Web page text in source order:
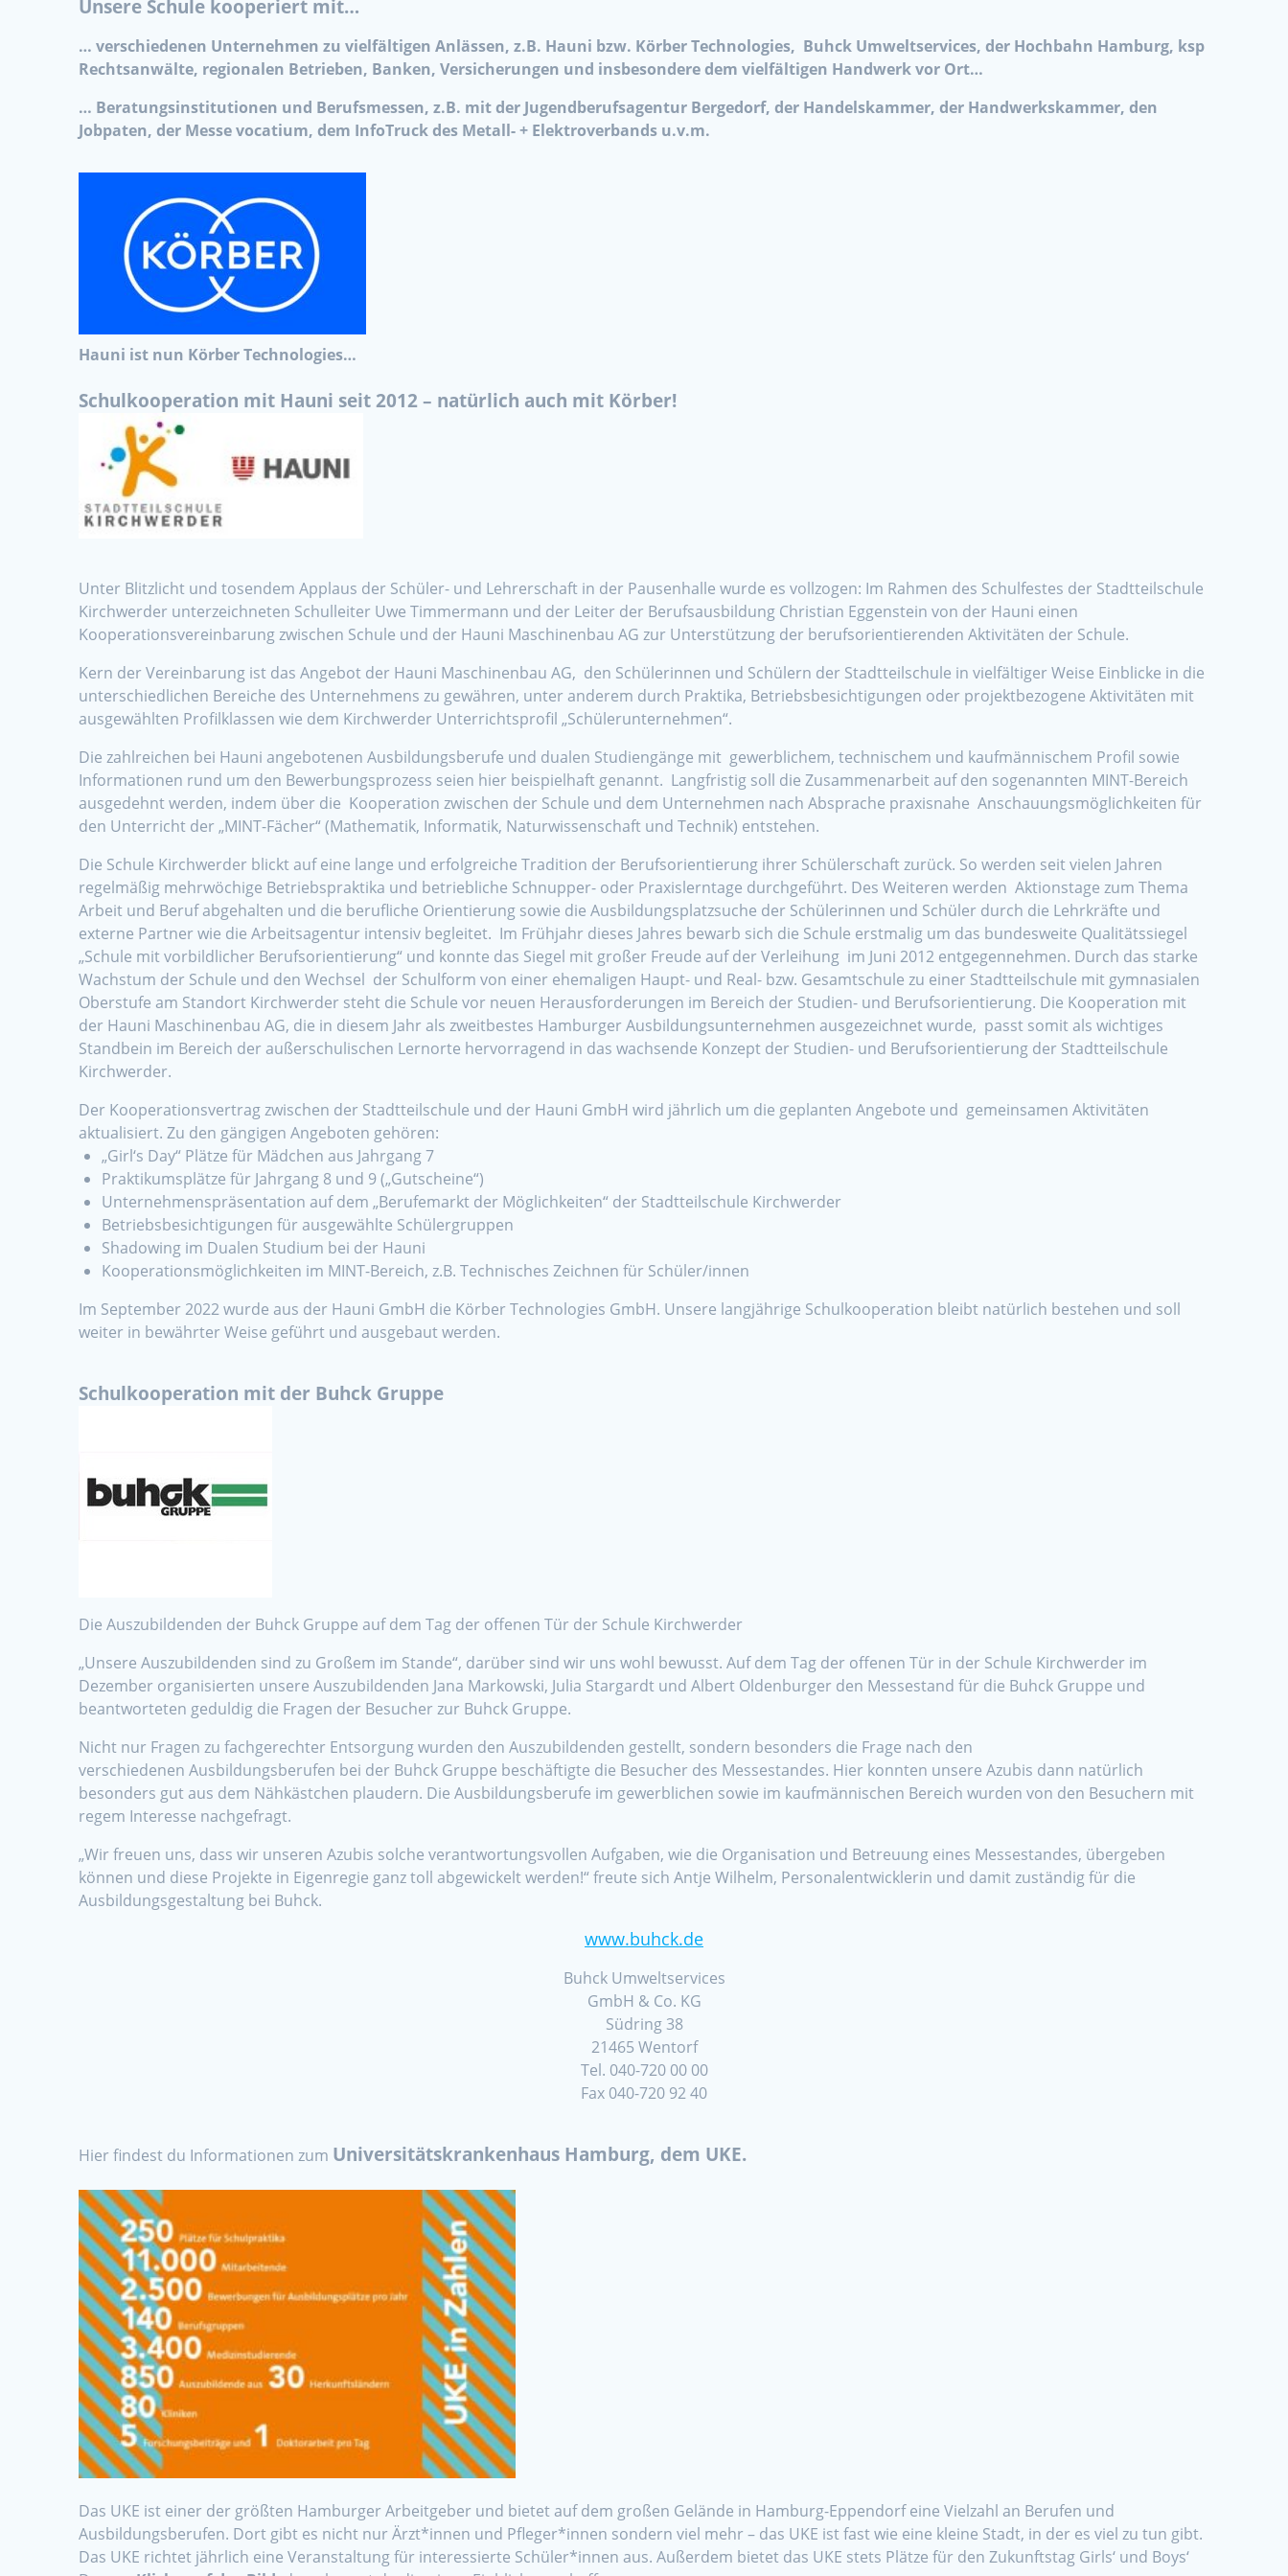
Unsere Schule kooperiert mit…
… verschiedenen Unternehmen zu vielfältigen Anlässen, z.B. Hauni bzw. Körber Technologies, Buhck Umweltservices, der Hochbahn Hamburg, ksp
Rechtsanwälte, regionalen Betrieben, Banken, Versicherungen und insbesondere dem vielfältigen Handwerk vor Ort…
… Beratungsinstitutionen und Berufsmessen,z.B. mit der Jugendberufsagentur Bergedorf, der Handelskammer, der Handwerkskammer, den
Jobpaten, der Messe vocatium, dem InfoTruck des Metall- + Elektroverbands u.v.m.
Hauni ist nun Körber Technologies…
Schulkooperation mit Hauni seit 2012 – natürlich auch mit Körber!
Unter Blitzlicht und tosendem Applaus der Schüler- und Lehrerschaft in der Pausenhalle wurde es vollzogen: Im Rahmen des Schulfestes der Stadtteilschule
Kirchwerder unterzeichneten Schulleiter Uwe Timmermann und der Leiter der Berufsausbildung Christian Eggenstein von der Hauni einen
Kooperationsvereinbarung zwischen Schule und der Hauni Maschinenbau AG zur Unterstützung der berufsorientierenden Aktivitäten der Schule.
Kern der Vereinbarung ist das Angebot der Hauni Maschinenbau AG, den Schülerinnen und Schülern der Stadtteilschule in vielfältiger Weise Einblicke in die
unterschiedlichen Bereiche des Unternehmens zu gewähren, unter anderem durch Praktika, Betriebsbesichtigungen oder projektbezogene Aktivitäten mit
ausgewählten Profilklassen wie dem Kirchwerder Unterrichtsprofil „Schülerunternehmen“.
Die zahlreichen bei Hauni angebotenen Ausbildungsberufe und dualen Studiengänge mit gewerblichem, technischem und kaufmännischem Profil sowie
Informationen rund um den Bewerbungsprozess seien hier beispielhaft genannt. Langfristig soll die Zusammenarbeit auf den sogenannten MINT-Bereich
ausgedehnt werden, indem über die Kooperation zwischen der Schule und dem Unternehmen nach Absprache praxisnahe Anschauungsmöglichkeiten für
den Unterricht der „MINT-Fächer“ (Mathematik, Informatik, Naturwissenschaft und Technik) entstehen.
Die Schule Kirchwerder blickt auf eine lange und erfolgreiche Tradition der Berufsorientierung ihrer Schülerschaft zurück. So werden seit vielen Jahren
regelmäßig mehrwöchige Betriebspraktika und betriebliche Schnupper- oder Praxislerntage durchgeführt. Des Weiteren werden Aktionstage zum Thema
Arbeit und Beruf abgehalten und die berufliche Orientierung sowie die Ausbildungsplatzsuche der Schülerinnen und Schüler durch die Lehrkräfte und
externe Partner wie die Arbeitsagentur intensiv begleitet. Im Frühjahr dieses Jahres bewarb sich die Schule erstmalig um das bundesweite Qualitätssiegel
„Schule mit vorbildlicher Berufsorientierung“ und konnte das Siegel mit großer Freude auf der Verleihung im Juni 2012 entgegennehmen. Durch das starke
Wachstum der Schule und den Wechsel der Schulform von einer ehemaligen Haupt- und Real- bzw. Gesamtschule zu einer Stadtteilschule mit gymnasialen
Oberstufe am Standort Kirchwerder steht die Schule vor neuen Herausforderungen im Bereich der Studien- und Berufsorientierung. Die Kooperation mit
der Hauni Maschinenbau AG, die in diesem Jahr als zweitbestes Hamburger Ausbildungsunternehmen ausgezeichnet wurde, passt somit als wichtiges
Standbein im Bereich der außerschulischen Lernorte hervorragend in das wachsende Konzept der Studien- und Berufsorientierung der Stadtteilschule
Kirchwerder.
Der Kooperationsvertrag zwischen der Stadtteilschule und der Hauni GmbH wird jährlich um die geplanten Angebote und gemeinsamen Aktivitäten
aktualisiert. Zu den gängigen Angeboten gehören:
„Girl‘s Day“ Plätze für Mädchen aus Jahrgang 7
Praktikumsplätze für Jahrgang 8 und 9 („Gutscheine“)
Unternehmenspräsentation auf dem „Berufemarkt der Möglichkeiten“ der Stadtteilschule Kirchwerder
Betriebsbesichtigungen für ausgewählte Schülergruppen
Shadowing im Dualen Studium bei der Hauni
Kooperationsmöglichkeiten im MINT-Bereich, z.B. Technisches Zeichnen für Schüler/innen
Im September 2022 wurde aus der Hauni GmbH die Körber Technologies GmbH. Unsere langjährige Schulkooperation bleibt natürlich bestehen und soll
weiter in bewährter Weise geführt und ausgebaut werden.
Schulkooperation mit der Buhck Gruppe
Die Auszubildenden der Buhck Gruppe auf dem Tag der offenen Tür der Schule Kirchwerder
„Unsere Auszubildenden sind zu Großem im Stande“, darüber sind wir uns wohl bewusst. Auf dem Tag der offenen Tür in der Schule Kirchwerder im
Dezember organisierten unsere Auszubildenden Jana Markowski, Julia Stargardt und Albert Oldenburger den Messestand für die Buhck Gruppe und
beantworteten geduldig die Fragen der Besucher zur Buhck Gruppe.
Nicht nur Fragen zu fachgerechter Entsorgung wurden den Auszubildenden gestellt, sondern besonders die Frage nach den
verschiedenen Ausbildungsberufen bei der Buhck Gruppe beschäftigte die Besucher des Messestandes. Hier konnten unsere Azubis dann natürlich
besonders gut aus dem Nähkästchen plaudern. Die Ausbildungsberufe im gewerblichen sowie im kaufmännischen Bereich wurden von den Besuchern mit
regem Interesse nachgefragt.
„Wir freuen uns, dass wir unseren Azubis solche verantwortungsvollen Aufgaben, wie die Organisation und Betreuung eines Messestandes, übergeben
können und diese Projekte in Eigenregie ganz toll abgewickelt werden!“ freute sich Antje Wilhelm, Personalentwicklerin und damit zuständig für die
Ausbildungsgestaltung bei Buhck.
www.buhck.de
Buhck Umweltservices
GmbH & Co. KG
Südring 38
21465 Wentorf
Tel. 040-720 00 00
Fax 040-720 92 40
Hier findest du Informationen zum Universitätskrankenhaus Hamburg, dem UKE.
Das UKE ist einer der größten Hamburger Arbeitgeber und bietet auf dem großen Gelände in Hamburg-Eppendorf eine Vielzahl an Berufen und
Ausbildungsberufen. Dort gibt es nicht nur Ärzt*innen und Pfleger*innen sondern viel mehr – das UKE ist fast wie eine kleine Stadt, in der es viel zu tun gibt.
Das UKE richtet jährlich eine Veranstaltung für interessierte Schüler*innen aus. Außerdem bietet das UKE stets Plätze für den Zukunftstag Girls‘ und Boys‘